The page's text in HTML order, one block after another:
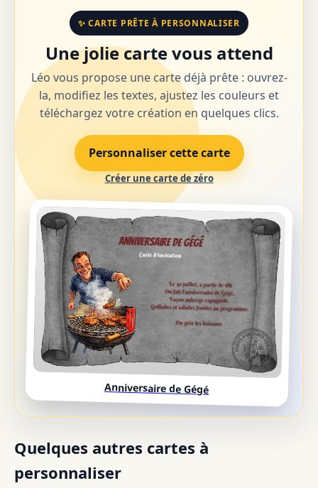
✨ CARTE PRÊTE À PERSONNALISER
Une jolie carte vous attend
Léo vous propose une carte déjà prête : ouvrez-
la, modifiez les textes, ajustez les couleurs et
téléchargez votre création en quelques clics.
Personnaliser cette carte
Créer une carte de zéro
Anniversaire de Gégé
Quelques autres cartes à
personnaliser